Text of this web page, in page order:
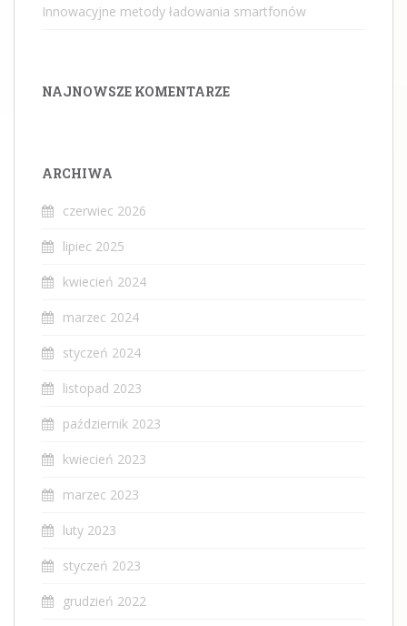
Innowacyjne metody ładowania smartfonów
NAJNOWSZE KOMENTARZE
ARCHIWA
czerwiec 2026
lipiec 2025
kwiecień 2024
marzec 2024
styczeń 2024
listopad 2023
październik 2023
kwiecień 2023
marzec 2023
luty 2023
styczeń 2023
grudzień 2022